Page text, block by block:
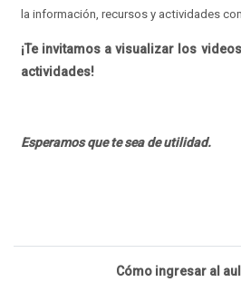
la información, recursos y actividades
¡Te invitamos a visualizar los
actividades!
Esperamos que te sea de utilidad.
Cómo ingresar al